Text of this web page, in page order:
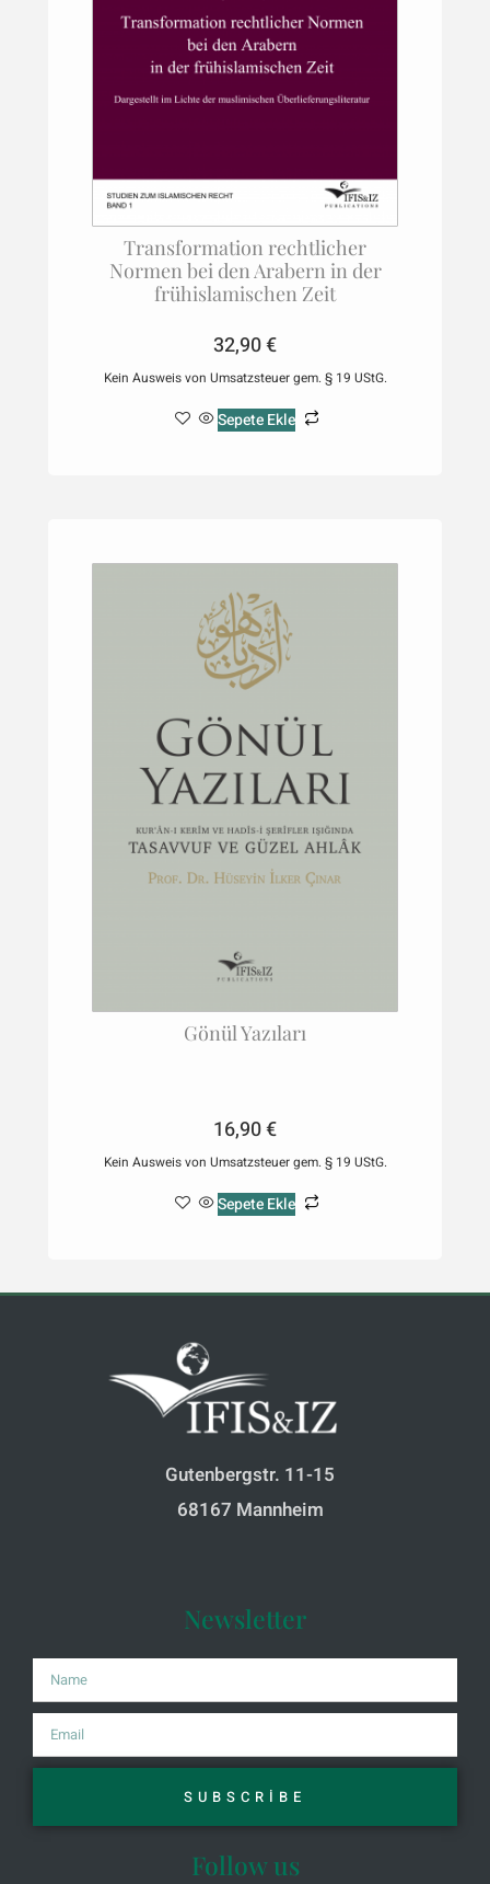
Transformation rechtlicher
Normen bei den Arabern in der
frühislamischen Zeit
32,90€
Kein Ausweis von Umsatzsteuer gem. § 19 UStG.
Sepete Ekle
Gönül Yazıları
16,90€
Kein Ausweis von Umsatzsteuer gem. § 19 UStG.
Sepete Ekle
Gutenbergstr. 11-15
68167 Mannheim
Newsletter
SUBSCRIBE
Follow us